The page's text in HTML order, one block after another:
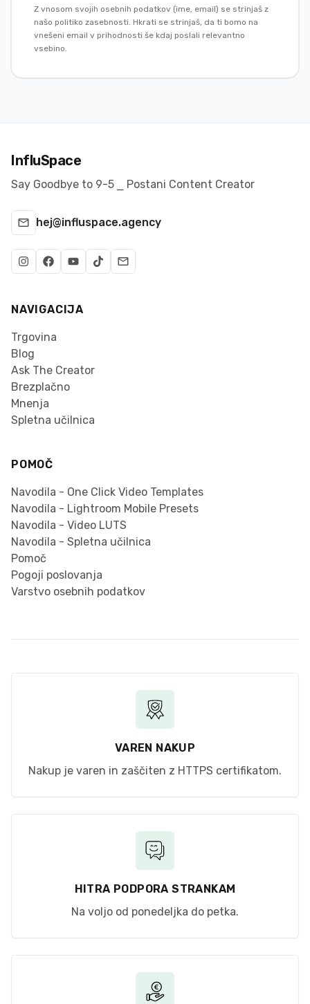
Z vnosom svojih osebnih podatkov (ime, email) se strinjaš z
našo politiko zasebnosti. Hkrati se strinjaš, da ti bomo na
vnešeni email v prihodnosti še kdaj poslali relevantno
vsebino.
InfluSpace
Say Goodbye to 9-5 ⎯ Postani Content Creator
hej@influspace.agency
NAVIGACIJA
Trgovina
Blog
Ask The Creator
Brezplačno
Mnenja
Spletna učilnica
POMOČ
Navodila - One Click Video Templates
Navodila - Lightroom Mobile Presets
Navodila - Video LUTS
Navodila - Spletna učilnica
Pomoč
Pogoji poslovanja
Varstvo osebnih podatkov
VAREN NAKUP
Nakup je varen in zaščiten z HTTPS certifikatom.
HITRA PODPORA STRANKAM
Na voljo od ponedeljka do petka.